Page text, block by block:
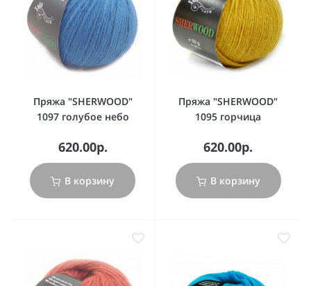
Пряжа "SHERWOOD"
1097 голубое небо
620.00р.
В корзину
Пряжа "SHERWOOD"
1095 горчица
620.00р.
В корзину